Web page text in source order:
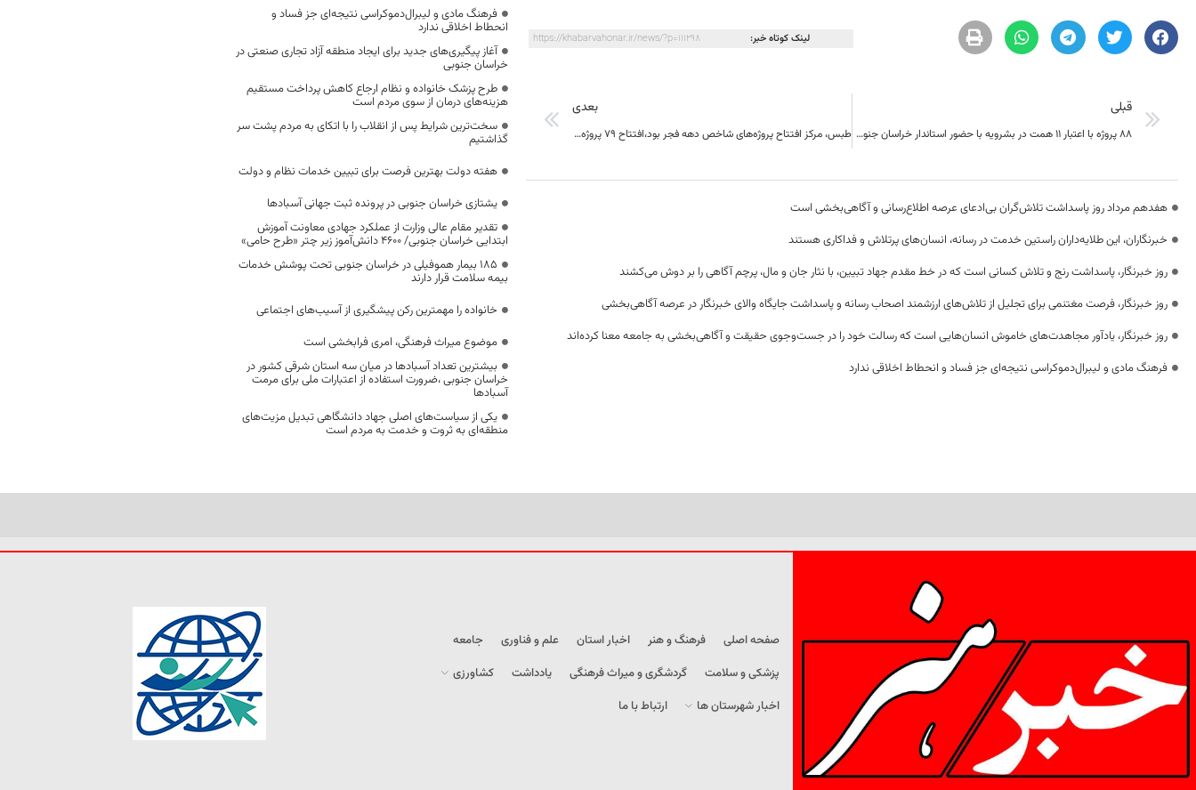
لینک کوتاه خبر: https://khabarvahonar.ir/news/?p=111298
قبلی
88 پروژه با اعتبار 11 همت در بشرویه با حضور استاندار خراسان جنوبی افتتاح و کلنگ زنی شد
بعدی
طبس، مرکز افتتاح پروژه‌های شاخص دهه فجر بود،افتتاح 79 پروژه با 2637 میلیارد تومان
هفدهم مرداد روز پاسداشت تلاش‌گران بی‌ادعای عرصه اطلاع‌رسانی و آگاهی‌بخشی است
خبرنگاران، این طلایه‌داران راستین خدمت در رسانه، انسان‌های پرتلاش و فداکاری هستند
روز خبرنگار، پاسداشت رنج و تلاش کسانی است که در خط مقدم جهاد تبیین، با نثار جان و مال، پرچم آگاهی را بر دوش می‌کشند
روز خبرنگار، فرصت مغتنمی برای تجلیل از تلاش‌های ارزشمند اصحاب رسانه و پاسداشت جایگاه والای خبرنگار در عرصه آگاهی‌بخشی
روز خبرنگار، یادآور مجاهدت‌های خاموش انسان‌هایی است که رسالت خود را در جست‌وجوی حقیقت و آگاهی‌بخشی به جامعه معنا کرده‌اند
فرهنگ مادی و لیبرال‌دموکراسی نتیجه‌ای جز فساد و انحطاط اخلاقی ندارد
فرهنگ مادی و لیبرال‌دموکراسی نتیجه‌ای جز فساد و
انحطاط اخلاقی ندارد
آغاز پیگیری‌های جدید برای ایجاد منطقه آزاد تجاری صنعتی در
خراسان جنوبی
طرح پزشک خانواده و نظام ارجاع کاهش پرداخت مستقیم
هزینه‌های درمان از سوی مردم است
سخت‌ترین شرایط پس از انقلاب را با اتکای به مردم پشت سر
گذاشتیم
هفته دولت بهترین فرصت برای تبیین خدمات نظام و دولت
یشتازی خراسان جنوبی در پرونده ثبت جهانی آسبادها
تقدیر مقام عالی وزارت از عملکرد جهادی معاونت آموزش
ابتدایی خراسان جنوبی/ ۴۶۰۰ دانش‌آموز زیر چتر «طرح حامی»
۱۸۵ بیمار هموفیلی در خراسان جنوبی تحت پوشش خدمات
بیمه سلامت قرار دارند
خانواده را مهمترین رکن پیشگیری از آسیب‌های اجتماعی
موضوع میراث فرهنگی، امری فرابخشی است
بیشترین تعداد آسبادها در میان سه استان شرقی کشور در
خراسان جنوبی ،ضرورت استفاده از اعتبارات ملی برای مرمت
آسبادها
یکی از سیاست‌های اصلی جهاد دانشگاهی تبدیل مزیت‌های
منطقه‌ای به ثروت و خدمت به مردم است
صفحه اصلی فرهنگ و هنر اخبار استان علم و فناوری
جامعه
پزشکی و سلامت
گردشگری و میراث فرهنگی یادداشت
کشاورزی
اخبار شهرستان ها
ارتباط با ما